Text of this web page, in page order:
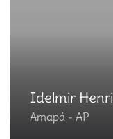
Idelmir
Amapá - AP